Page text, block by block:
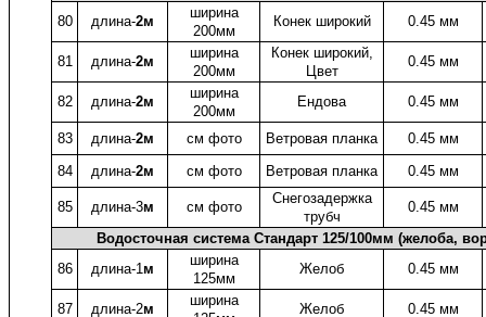
80
длина-2м
ширина
200мм
Конек широкий 0.45 мм
81 длина-2м
ширина
200мм
Конек широкий,
Цвет
0.45 мм
82 длина-2м
ширина
200мм
Ендова 0.45 мм
83 длина-2м см фото Ветровая планка
0.45 мм
84
длина-2м см фото Ветровая планка 0.45 мм
85 длина-3м см фото
Снегозадержка
трубч
0.45 мм
Водосточная система Стандарт 125/100мм (желоба,
86
длина-1м
ширина
125мм
Желоб 0.45 мм
87 длина-2м
ширина
Желоб 0.45 мм